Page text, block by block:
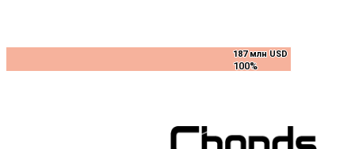
187 млн USD
100%
187 млн USD
100%